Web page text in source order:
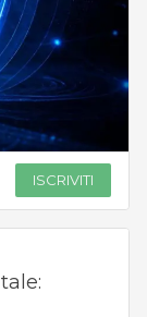
ISCRIVITI